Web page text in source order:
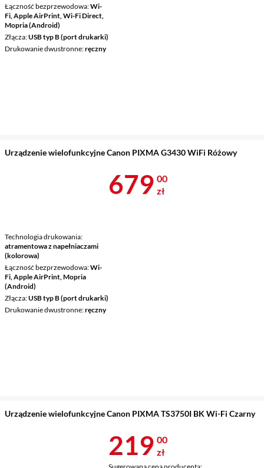
Łączność bezprzewodowa Wi-
Fi, Apple AirPrint, Wi-Fi Direct,
Mopria (Android)
Złącza USB typ B (port drukarki)
Drukowanie dwustronne ręczny
Urządzenie wielofunkcyjne Canon PIXMA G3430 WiFi Różowy
Technologia drukowania
atramentowa z napełniaczami
(kolorowa)
Łączność bezprzewodowa Wi-
Fi, Apple AirPrint, Mopria
(Android)
Złącza USB typ B (port drukarki)
Drukowanie dwustronne ręczny
Cena 679 zł
679 00
zł
Urządzenie wielofunkcyjne Canon PIXMA TS3750I BK Wi-Fi Czarny
Cena 219 zł
219 00
zł